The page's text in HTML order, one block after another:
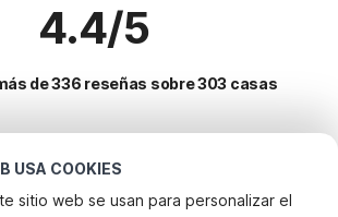
USA COOKIES
sitio web se usan para personalizar el
4.4/5
de 336 reseñas sobre 303 casas
populares para vacaciones